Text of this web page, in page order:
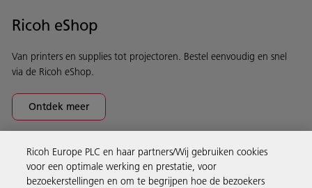
Ricoh eShop
Van printers en supplies tot projectoren. Bestel eenvoudig en snel
via de Ricoh eShop.
Ontdek meer
Business Solutions
Ricoh Europe PLC en haar partners/Wij gebruiken cookies
voor een optimale werking en prestatie, voor
bezoekerstellingen en om te begrijpen hoe de bezoekers